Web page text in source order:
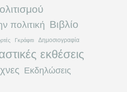
πολιτική Βιβλίο
Γκράφιτι Δημοσιογραφία
εκθέσεις
Εκδηλώσεις